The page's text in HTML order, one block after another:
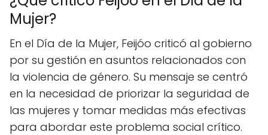
Mujer?
En el Día de la Mujer, Feijóo criticó al gobierno
por su gestión en asuntos relacionados con
la violencia de género. Su mensaje se centró
en la necesidad de priorizar la seguridad de
las mujeres y tomar medidas más efectivas
para abordar este problema social crítico.